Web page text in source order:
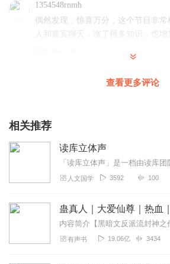
1354548rnmh
偶然发现，惊喜万分，这个节目非
人和嘉宾聊天，涨了很多知识，也增
回复
偶然进来的
细细听 反复体会 不要急躁
片片心香
好久没有更新了。好久没有听到六
查看更多评论
相关推荐
读库立体声
人文国学 3592 100
有声书 19.06亿 3434